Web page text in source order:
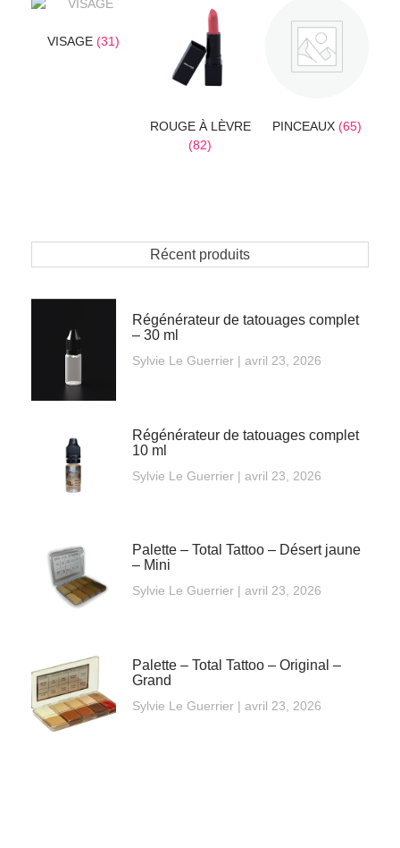
VISAGE (31)
ROUGE À LÈVRE
(82)
PINCEAUX (65)
Récent produits
Régénérateur de tatouages complet
– 30 ml
Sylvie Le Guerrier avril 23, 2026
Régénérateur de tatouages complet
10 ml
Sylvie Le Guerrier avril 23, 2026
Palette – Total Tattoo – Désert jaune
– Mini
Sylvie Le Guerrier avril 23, 2026
Palette – Total Tattoo – Original –
Grand
Sylvie Le Guerrier avril 23, 2026